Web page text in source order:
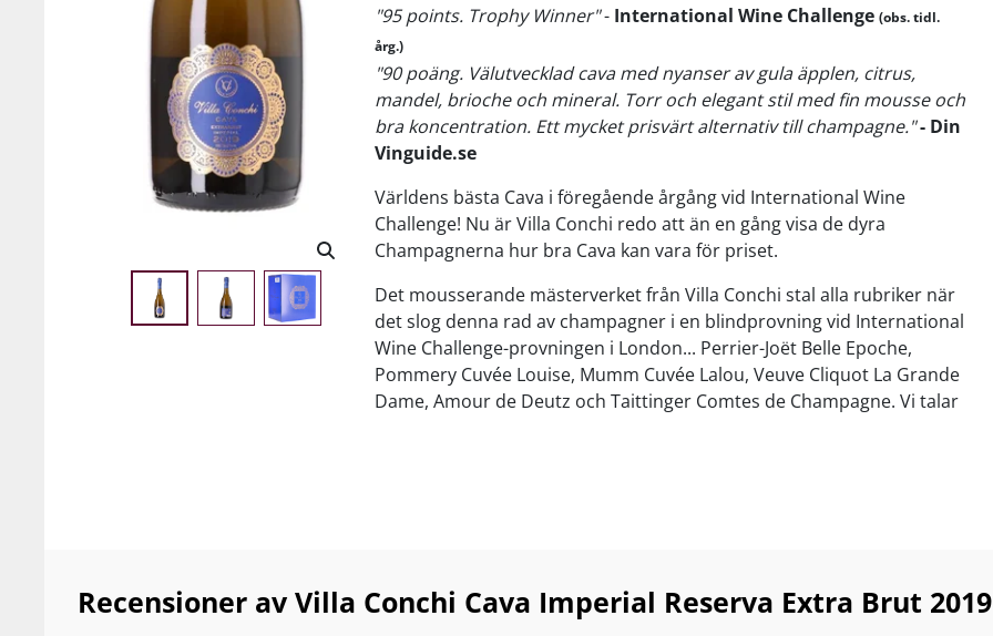
"95 points. Trophy Winner"- International Wine Challenge (obs. tidl.
årg.)
"90 poäng. Välutvecklad cava med nyanser av gula äpplen, citrus,
mandel, brioche och mineral. Torr och elegant stil med fin mousse och
bra koncentration. Ett mycket prisvärt alternativ till champagne."- Din
Vinguide.se
Världens bästa Cava i föregående årgång vid International Wine
Challenge! Nu är Villa Conchi redo att än en gång visa de dyra
Champagnerna hur bra Cava kan vara för priset.
Det mousserande mästerverket från Villa Conchi stal alla rubriker när
det slog denna rad av champagner i en blindprovning vid International
Wine Challenge-provningen i London... Perrier-Joët Belle Epoche,
Pommery Cuvée Louise, Mumm Cuvée Lalou, Veuve Cliquot La Grande
Dame, Amour de Deutz och Taittinger Comtes de Champagne. Vi talar
Inuti flaskan finns Reserva Vintage Cava av högsta kaliber med nästan 2
Recensioner av Villa Conchi Cava Imperial Reserva Extra Brut 2019